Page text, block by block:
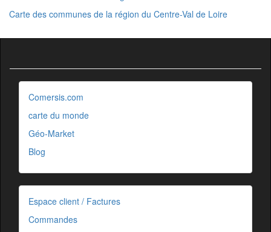
Carte des communes de la région du Centre-Val de Loire
Comersis.com
carte du monde
Géo-Market
Blog
Espace client / Factures
Commandes